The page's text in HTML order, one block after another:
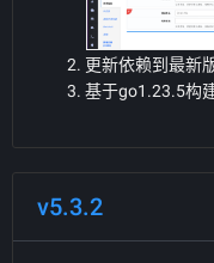
更新依赖到最新
基于go1.23.5构
v5.3.2